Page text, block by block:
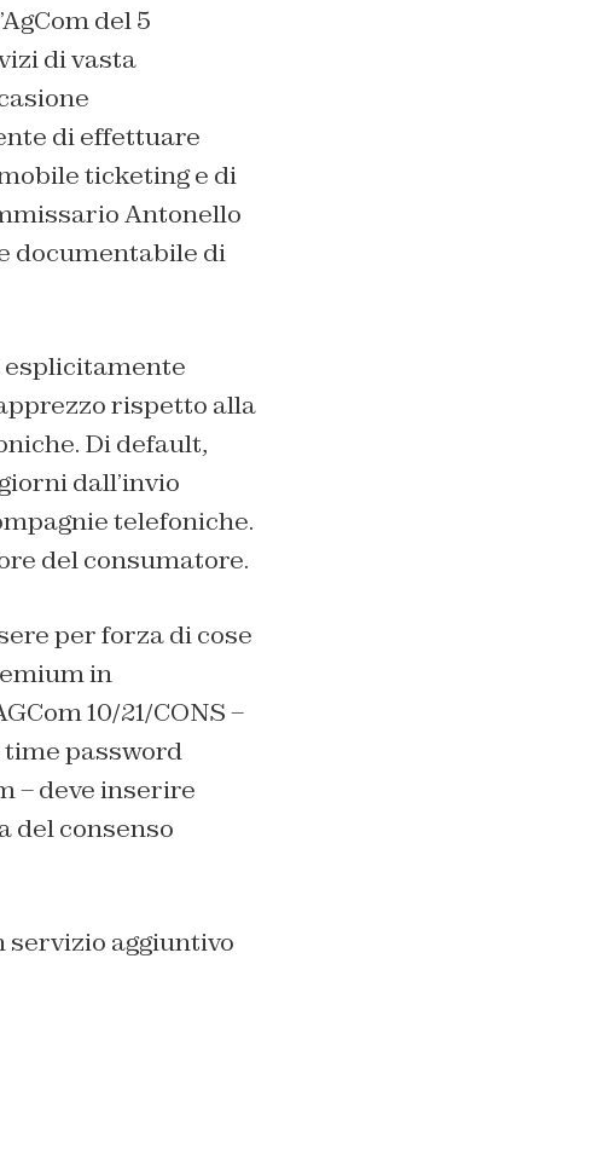
del 5
di vasta
di effettuare
ticketing e di
Antonello
documentabile di
esplicitamente
rispetto alla
Di default,
dall’invio
telefoniche.
del consumatore.
per forza di cose
in
10/21/CONS –
password
– deve inserire
del consenso
servizio aggiuntivo